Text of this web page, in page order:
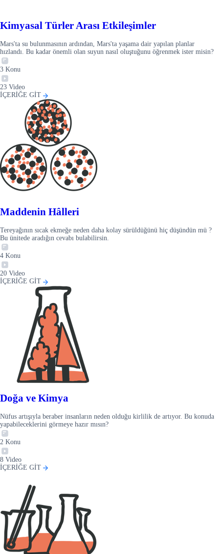
Kimyasal Türler Arası Etkileşimler
Mars'ta su bulunmasının ardından, Mars'ta yaşama dair yapılan planlar
hızlandı. Bu kadar önemli olan suyun nasıl oluştuğunu öğrenmek ister misin?
3 Konu
23 Video
İÇERİĞE GİT
Maddenin Hâlleri
Tereyağının sıcak ekmeğe neden daha kolay sürüldüğünü hiç düşündün mü ?
Bu ünitede aradığın cevabı bulabilirsin.
4 Konu
20 Video
İÇERİĞE GİT
Doğa ve Kimya
Nüfus artışıyla beraber insanların neden olduğu kirlilik de artıyor. Bu konuda
yapabileceklerini görmeye hazır mısın?
2 Konu
8 Video
İÇERİĞE GİT